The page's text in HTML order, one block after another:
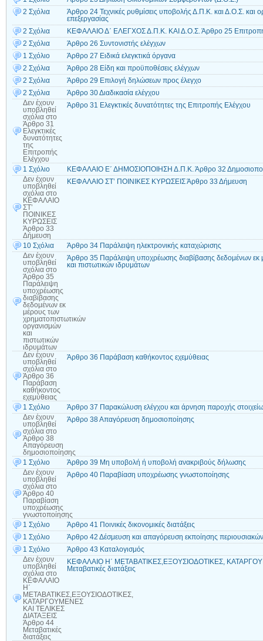
2 Σχόλια
Άρθρο 24 Τεχνικές ρυθμίσεις υποβολής Δ.Π.Κ. και Δ.Ο.Σ. και
επεξεργασίας
2 Σχόλια
ΚΕΦΑΛΑΙΟ Δ΄ ΕΛΕΓΧΟΣ Δ.Π.Κ. ΚΑΙ Δ.Ο.Σ. Άρθρο 25
2 Σχόλια
Άρθρο 26 Συντονιστής ελέγχων
1 Σχόλιο
Άρθρο 27 Ειδικά ελεγκτικά όργανα
2 Σχόλια
Άρθρο 28 Είδη και προϋποθέσεις ελέγχων
2 Σχόλια
Άρθρο 29 Επιλογή δηλώσεων προς έλεγχο
2 Σχόλια
Άρθρο 30 Διαδικασία ελέγχου
Δεν έχουν
υποβληθεί
σχόλια στο
Άρθρο 31
Ελεγκτικές
δυνατότητες
της
Επιτροπής
Ελέγχου
Άρθρο 31 Ελεγκτικές δυνατότητες της Επιτροπής Ελέγχου
1 Σχόλιο
ΚΕΦΑΛΑΙΟ Ε΄ ΔΗΜΟΣΙΟΠΟΙΗΣΗ Δ.Π.Κ. Άρθρο 32
Δεν έχουν
υποβληθεί
σχόλια στο
ΚΕΦΑΛΑΙΟ
ΣΤ’
ΠΟΙΝΙΚΕΣ
ΚΥΡΩΣΕΙΣ
Άρθρο 33
Δήμευση
ΚΕΦΑΛΑΙΟ ΣΤ’ ΠΟΙΝΙΚΕΣ ΚΥΡΩΣΕΙΣ Άρθρο 33 Δήμευση
10 Σχόλια
Άρθρο 34 Παράλειψη ηλεκτρονικής καταχώρισης
Δεν έχουν
υποβληθεί
σχόλια στο
Άρθρο 35
Παράλειψη
υποχρέωσης
διαβίβασης
δεδομένων εκ
μέρους των
χρηματοπιστωτικών
οργανισμών
και
πιστωτικών
ιδρυμάτων
Άρθρο 35 Παράλειψη υποχρέωσης διαβίβασης δεδομένων εκ
και πιστωτικών ιδρυμάτων
Δεν έχουν
υποβληθεί
σχόλια στο
Άρθρο 36
Παράβαση
καθήκοντος
εχεμύθειας
Άρθρο 36 Παράβαση καθήκοντος εχεμύθειας
1 Σχόλιο
Άρθρο 37 Παρακώλυση ελέγχου και άρνηση παροχής
Δεν έχουν
υποβληθεί
σχόλια στο
Άρθρο 38
Απαγόρευση
δημοσιοποίησης
Άρθρο 38 Απαγόρευση δημοσιοποίησης
1 Σχόλιο
Άρθρο 39 Μη υποβολή ή υποβολή ανακριβούς δήλωσης
Δεν έχουν
υποβληθεί
σχόλια στο
Άρθρο 40
Παραβίαση
υποχρέωσης
γνωστοποίησης
Άρθρο 40 Παραβίαση υποχρέωσης γνωστοποίησης
1 Σχόλιο
Άρθρο 41 Ποινικές δικονομικές διατάξεις
1 Σχόλιο
Άρθρο 42 Δέσμευση και απαγόρευση εκποίησης περιουσιακών
1 Σχόλιο
Άρθρο 43 Καταλογισμός
Δεν έχουν
υποβληθεί
σχόλια στο
ΚΕΦΑΛΑΙΟ
Η΄
ΜΕΤΑΒΑΤΙΚΕΣ,ΕΞΟΥΣΙΟΔΟΤΙΚΕΣ,
ΚΑΤΑΡΓΟΥΜΕΝΕΣ
ΚΑΙ ΤΕΛΙΚΕΣ
ΔΙΑΤΑΞΕΙΣ
Άρθρο 44
Μεταβατικές
διατάξεις
ΚΕΦΑΛΑΙΟ Η΄ ΜΕΤΑΒΑΤΙΚΕΣ,ΕΞΟΥΣΙΟΔΟΤΙΚΕΣ,
Μεταβατικές διατάξεις